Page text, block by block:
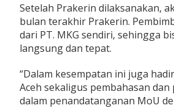
Setelah Prakerin dilaksanakan,
bulan terakhir Prakerin.
dari PT. MKG sendiri, sehingga
langsung dan tepat.
“Dalam kesempatan ini juga
Aceh sekaligus pembahasan
dalam penandatanganan MoU